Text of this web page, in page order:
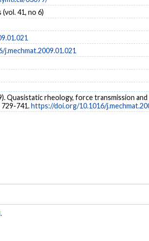
41, no 6)
Quasistatic rheology, force transmission
729-741.https://doi.org/10.1016/
.